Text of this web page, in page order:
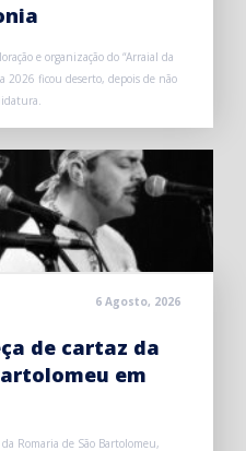
e organização do “Arraial da
2026 ficou deserto, depois de não
6 Agosto, 2026
de cartaz da
em
Romaria de São Bartolomeu,